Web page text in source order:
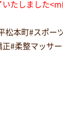
いたしました
松本町#スポー
#柔整マッサ